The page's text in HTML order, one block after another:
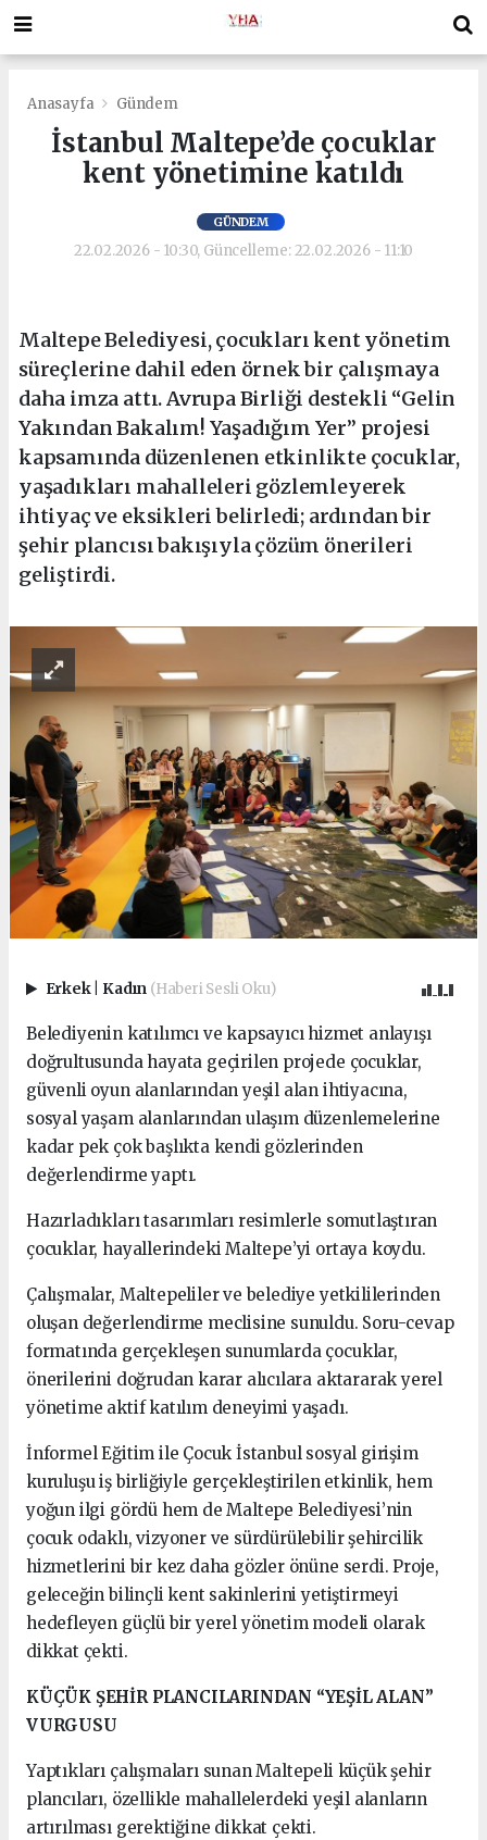
Anasayfa Gündem
İstanbul Maltepe’de çocuklar
kent yönetimine katıldı
GÜNDEM
22.02.2026 - 10:30, Güncelleme: 22.02.2026 - 11:10
Maltepe Belediyesi, çocukları kent yönetim
süreçlerine dahil eden örnek bir çalışmaya
daha imza attı. Avrupa Birliği destekli “Gelin
Yakından Bakalım! Yaşadığım Yer” projesi
kapsamında düzenlenen etkinlikte çocuklar,
yaşadıkları mahalleleri gözlemleyerek
ihtiyaç ve eksikleri belirledi; ardından bir
şehir plancısı bakışıyla çözüm önerileri
geliştirdi.
Erkek Kadın (Haberi Sesli Oku)
Belediyenin katılımcı ve kapsayıcı hizmet anlayışı
doğrultusunda hayata geçirilen projede çocuklar,
güvenli oyun alanlarından yeşil alan ihtiyacına,
sosyal yaşam alanlarından ulaşım düzenlemelerine
kadar pek çok başlıkta kendi gözlerinden
değerlendirme yaptı.
Hazırladıkları tasarımları resimlerle somutlaştıran
çocuklar, hayallerindeki Maltepe’yi ortaya koydu.
Çalışmalar, Maltepeliler ve belediye yetkililerinden
oluşan değerlendirme meclisine sunuldu. Soru-cevap
formatında gerçekleşen sunumlarda çocuklar,
önerilerini doğrudan karar alıcılara aktararak yerel
yönetime aktif katılım deneyimi yaşadı.
İnformel Eğitim ile Çocuk İstanbul sosyal girişim
kuruluşu iş birliğiyle gerçekleştirilen etkinlik, hem
yoğun ilgi gördü hem de Maltepe Belediyesi’nin
çocuk odaklı, vizyoner ve sürdürülebilir şehircilik
hizmetlerini bir kez daha gözler önüne serdi. Proje,
geleceğin bilinçli kent sakinlerini yetiştirmeyi
hedefleyen güçlü bir yerel yönetim modeli olarak
dikkat çekti.
KÜÇÜK ŞEHİR PLANCILARINDAN “YEŞİL ALAN”
VURGUSU
Yaptıkları çalışmaları sunan Maltepeli küçük şehir
plancıları, özellikle mahallelerdeki yeşil alanların
artırılması gerektiğine dikkat çekti.